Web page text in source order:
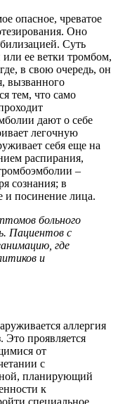
опасное, чреватое
Оно
Суть
или ее ветки тромбом,
в свою очередь, он
вызванного
тем, что само
дают о себе
легочную
себя еще на
распирания,
–
сознания; в
и посинение лица.
больного
Пациентов с
где
и
аллергия
Это проявляется
от
с
планирующий
к
специальное